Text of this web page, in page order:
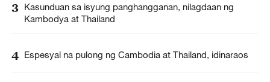
3 Kasunduan sa isyung panghangganan, nilagdaan ng
Kambodya at Thailand
4 Espesyal na pulong ng Cambodia at Thailand, idinaraos